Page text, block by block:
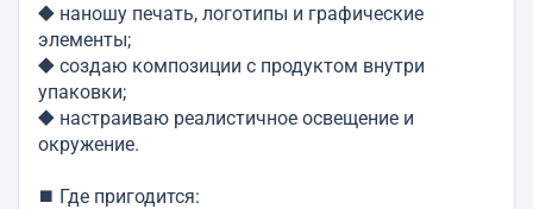
⯁ наношу печать, логотипы и графические
элементы;
⯁ создаю композиции с продуктом внутри
упаковки;
⯁ настраиваю реалистичное освещение и
окружение.
⯀ Где пригодится: